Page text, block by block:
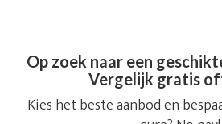
Op zoek naar een
Vergelijk gratis
Kies het beste aanbod en